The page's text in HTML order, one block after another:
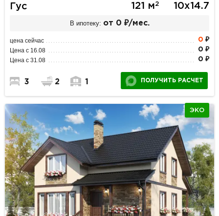
Гус 121 м2 10х14.7
В ипотеку: от 0 ₽/мес.
цена сейчас 0 ₽
Цена с 16.08 0 ₽
Цена с 31.08 0 ₽
3 2 1 ПОЛУЧИТЬ РАСЧЕТ
ЭКО